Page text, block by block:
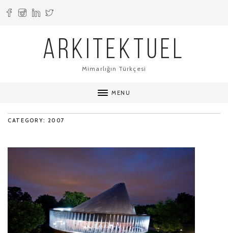
ARKITEKTUEL
Mimarlığın Türkçesi
MENU
CATEGORY: 2007